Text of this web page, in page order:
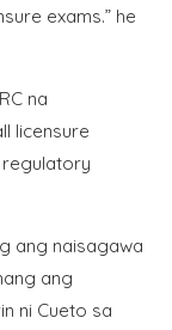
exams.” he
na
licensure
ang naisagawa
ang
ni Cueto sa